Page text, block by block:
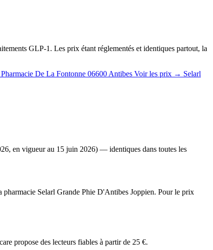
GLP-1. Les prix étant réglementés et identiques partout, la
De La Fontonne 06600 Antibes Voir les prix → Selarl
en vigueur au 15 juin 2026) — identiques dans toutes les
pharmacie Selarl Grande Phie D'Antibes Joppien. Pour le prix
propose des lecteurs fiables à partir de 25 €.